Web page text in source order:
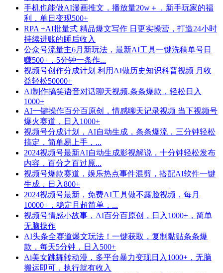
手机也能做AI漫画推文，播放量20w＋，新手玩家的福
利，单日变现500+
RPA +AI批量式 精品爆文写作 日更实操营，打造24小时
持续进账的睡后收入
公众号流量主6月新玩法，最新AI工具一键洗稿单号日
赚500+，5分钟一条作...
视频号创作分成计划 利用AI做历史知识科普视频 月收
益轻松50000+
AI制作搞笑语音对话聊天视频,条条爆款，轻松日入
1000+
AI一键操作百分百原创，情感聊天记录视频 当下视频号
爆火赛道，日入1000+
视频号分成计划，AI自动生成，条条爆流，三分钟轻松
搞定，简单易上手，...
2024视频号最新AI自动生成影视解说，十分钟轻松发布
内容，百分之百过原...
视频号爆款赛道，娱乐热点事件混剪，搭配AI软件一键
生成，日入800+
2024视频号最新，免费AI工具做不露脸视频，每月
10000+，稳定且超简单，...
视频号情感小故事，AI百分百原创，日入1000+，简单
无脑操作
AI头条全赛道爆文玩法！一键获取，复制黏贴条条爆
款，每天5分钟，日入500+
Ai美女跳舞转动漫，多平台暴力变现日入1000+，无脑
搬运即可，执行就有收入